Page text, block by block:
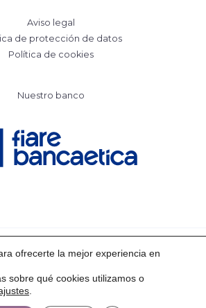
Aviso legal
de protección de datos
Política de cookies
Nuestro banco
by Mayrit Escuela Activa
ofrecerte la mejor experiencia en
sobre qué cookies utilizamos o